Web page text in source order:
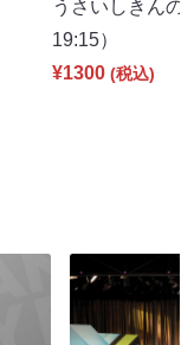
うさいしきん
19:15）
¥1300 (税込)